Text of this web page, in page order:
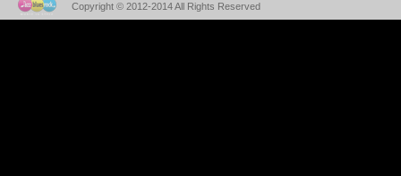
Copyright © 2012-2014 All Rights Reserved